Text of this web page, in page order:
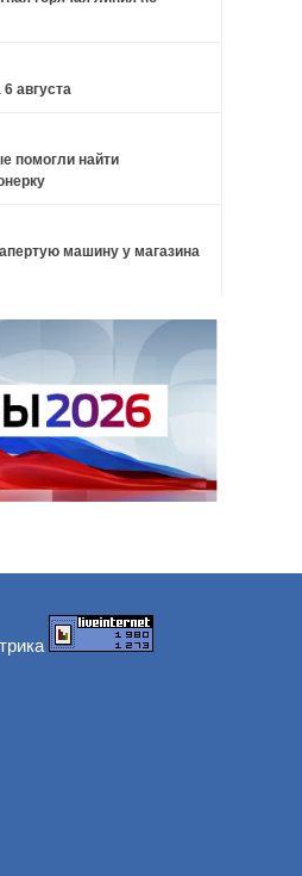
августа
помогли найти
машину у магазина